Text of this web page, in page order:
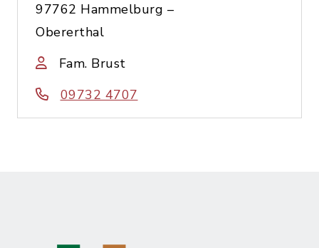
97762 Hammelburg –
Obererthal
Fam. Brust
09732 4707